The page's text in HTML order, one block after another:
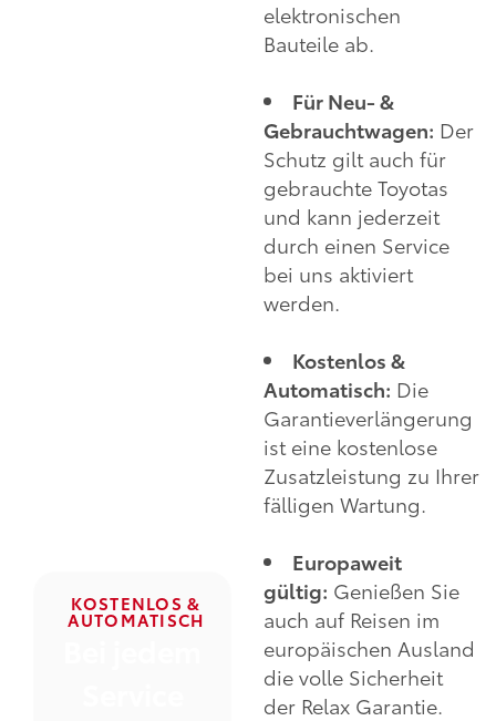
KOSTENLOS &
AUTOMATISCH
elektronischen
Bauteile ab.
Für Neu- &
Gebrauchtwagen: Der
Schutz gilt auch für
gebrauchte Toyotas
und kann jederzeit
durch einen Service
bei uns aktiviert
werden.
Kostenlos &
Automatisch: Die
Garantieverlängerung
ist eine kostenlose
Zusatzleistung zu Ihrer
fälligen Wartung.
Europaweit
gültig: Genießen Sie
auch auf Reisen im
europäischen Ausland
die volle Sicherheit
der Relax Garantie.